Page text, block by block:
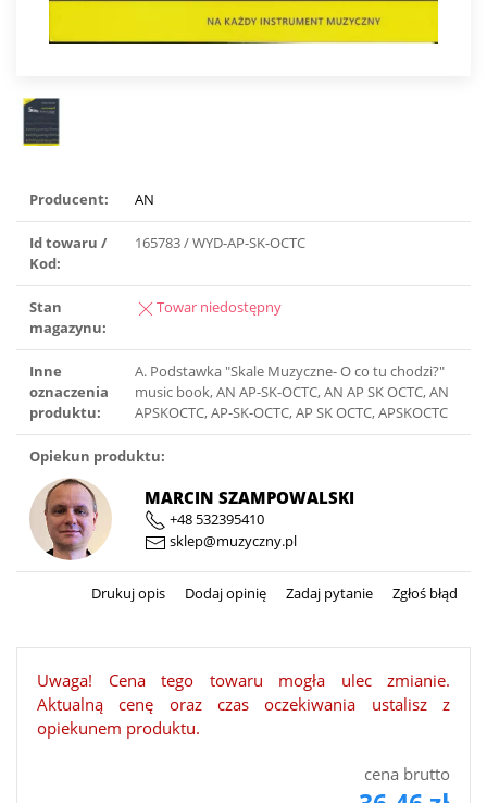
Producent: AN
Id towaru /
Kod:
165783 / WYD-AP-SK-OCTC
Stan
magazynu:
Towar niedostępny
Inne
oznaczenia
produktu:
A. Podstawka ″Skale Muzyczne- O co tu chodzi?″
music book, AN AP-SK-OCTC, AN AP SK OCTC, AN
APSKOCTC, AP-SK-OCTC, AP SK OCTC, APSKOCTC
Opiekun produktu:
MARCIN SZAMPOWALSKI
+48 532395410
sklep@muzyczny.pl
Drukuj opis Dodaj opinię Zadaj pytanie Zgłoś błąd
Uwaga! Cena tego towaru mogła ulec zmianie.
Aktualną cenę oraz czas oczekiwania ustalisz z
opiekunem produktu.
cena brutto